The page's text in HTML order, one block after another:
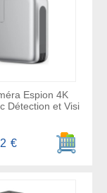
Espion 4K
Détection et Visi
Ajouter
€